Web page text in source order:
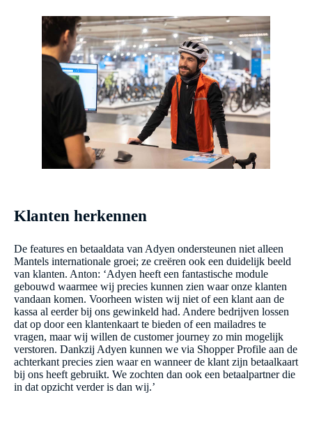
Klanten herkennen
De features en betaaldata van Adyen ondersteunen niet alleen
Mantels internationale groei; ze creëren ook een duidelijk beeld
van klanten. Anton: ‘Adyen heeft een fantastische module
gebouwd waarmee wij precies kunnen zien waar onze klanten
vandaan komen. Voorheen wisten wij niet of een klant aan de
kassa al eerder bij ons gewinkeld had. Andere bedrijven lossen
dat op door een klantenkaart te bieden of een mailadres te
vragen, maar wij willen de customer journey zo min mogelijk
verstoren. Dankzij Adyen kunnen we via Shopper Profile aan de
achterkant precies zien waar en wanneer de klant zijn betaalkaart
bij ons heeft gebruikt. We zochten dan ook een betaalpartner die
in dat opzicht verder is dan wij.’